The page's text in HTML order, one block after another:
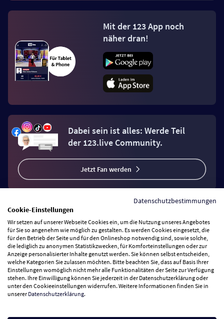
Mit der 123 App noch
näher dran!
Dabei sein ist alles: Werde Teil
der 123.live Community.
Jetzt Fan werden
Vertrag widerrufen
Zahlungsarten
Wir versenden mit
Datenschutzbestimmungen
Cookie-Einstellungen
Wir setzen auf unserer Webseite Cookies ein, um die Nutzung unseres Angebotes
für Sie so angenehm wie möglich zu gestalten. Es werden Cookies eingesetzt, die
für den Betrieb der Seite und für den Onlineshop notwendig sind, sowie solche,
die lediglich zu anonymen Statistikzwecken, für Komforteinstellungen oder zur
Anzeige personalisierter Inhalte genutzt werden. Sie können selbst entscheiden,
welche Kategorien Sie zulassen möchten. Bitte beachten Sie, dass auf Basis Ihrer
Einstellungen womöglich nicht mehr alle Funktionalitäten der Seite zur Verfügung
stehen. Ihre Einwilligung können Sie jederzeit in der Datenschutzerklärung oder
unter den Cookieeinstellungen widerrufen. Weitere Informationen finden Sie in
unsererDatenschutzerklärung.